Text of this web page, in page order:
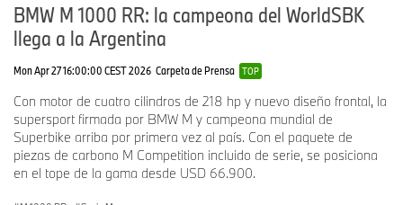
BMW M 1000 RR: la campeona del WorldSBK
llega a la Argentina
Mon Apr 27 16:00:00 CEST 2026 Carpeta de Prensa TOP
Con motor de cuatro cilindros de 218 hp y nuevo diseño frontal, la
supersport firmada por BMW M y campeona mundial de
Superbike arriba por primera vez al país. Con el paquete de
piezas de carbono M Competition incluido de serie, se posiciona
en el tope de la gama desde USD 66.900.